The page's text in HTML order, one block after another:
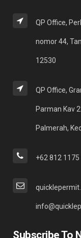
QP Office,
nomor 44,
12530
QP Office,
Parman Kav
Palmerah,
+62 812
Subscribe To